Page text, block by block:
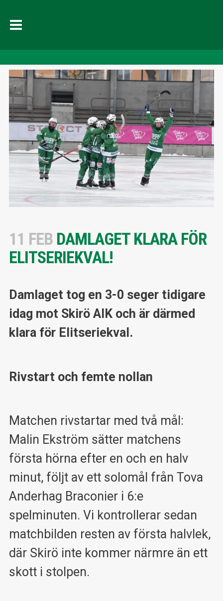
11 FEBDAMLAGET KLARA FÖR
ELITSERIEKVAL!
Damlaget tog en 3-0 seger tidigare
idag mot Skirö AIK och är därmed
klara för Elitseriekval.
Rivstart och femte nollan
Matchen rivstartar med två mål:
Malin Ekström sätter matchens
första hörna efter en och en halv
minut, följt av ett solomål från Tova
Anderhag Braconier i 6:e
spelminuten. Vi kontrollerar sedan
matchbilden resten av första halvlek,
där Skirö inte kommer närmre än ett
skott i stolpen.